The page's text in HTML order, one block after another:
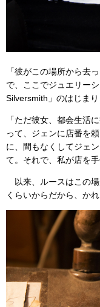
「彼がこの場所から去
で、ここでジュエリー
Silversmith」のはじまり
「ただ彼女、都会生活
って、ジェンに店番を
に、間もなくしてジェ
て。それで、私が店を
以来、ルースはこの
くらいからだから、か